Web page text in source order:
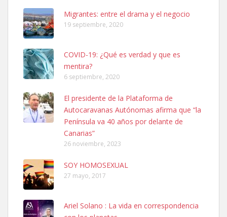
Leales.org » Gran Canaria
Ninfa perdida
El día 5 se los perdió una ninfa papillera, asustada tiene miedo a la
calle, se perdió por la zon...
Leales.org » Gran Canaria
6.7.2025
Adopcion
Migrantes: entre el drama y el negocio
19 septiembre, 2020
COVID-19: ¿Qué es verdad y que es
mentira?
6 septiembre, 2020
El presidente de la Plataforma de
Autocaravanas Autónomas afirma que “la
Península va 40 años por delante de
Canarias”
26 noviembre, 2023
SOY HOMOSEXUAL
27 mayo, 2017
Ariel Solano : La vida en correspondencia